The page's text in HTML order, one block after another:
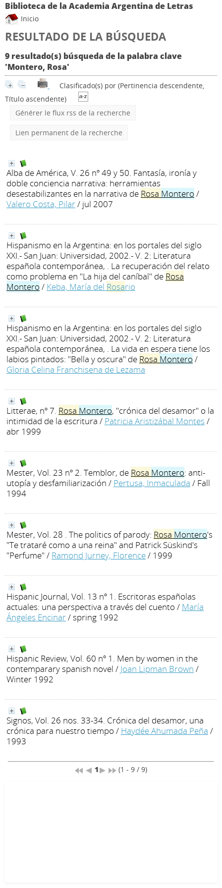
Biblioteca de la Academia Argentina de Letras
Inicio
RESULTADO DE LA BÚSQUEDA
9 resultado(s) búsqueda de la palabra clave
'Montero, Rosa'
Clasificado(s) por (Pertinencia descendente,
Título ascendente)
Générer le flux rss de la recherche
Lien permanent de la recherche
Alba de América, V. 26 nº 49 y 50. Fantasía, ironía y
doble conciencia narrativa: herramientas
desestabilizantes en la narrativa de Rosa Montero /
Valero Costa, Pilar/ jul 2007
Hispanismo en la Argentina: en los portales del siglo
XXI.- San Juan: Universidad, 2002.- V. 2: Literatura
española contemporánea, . La recuperación del relato
como problema en "La hija del caníbal" de Rosa
Montero / Keba, María del Rosario
Hispanismo en la Argentina: en los portales del siglo
XXI.- San Juan: Universidad, 2002.- V. 2: Literatura
española contemporánea, . La vida en espera tiene los
labios pintados: "Bella y oscura" de Rosa Montero /
Gloria Celina Franchisena de Lezama
Litterae, nº 7. Rosa Montero, "crónica del desamor" o la
intimidad de la escritura / Patricia Aristizábal Montes /
abr 1999
Mester, Vol. 23 nº 2. Temblor, de Rosa Montero: anti-
utopía y desfamiliarización / Pertusa, Inmaculada / Fall
1994
Mester, Vol. 28 . The politics of parody: Rosa Montero's
"Te trataré como a una reina" and Patrick Süskind's
"Perfume" / Ramond Jurney, Florence/ 1999
Hispanic Journal, Vol. 13 nº 1. Escritoras españolas
actuales: una perspectiva a través del cuento / María
Ángeles Encinar/ spring 1992
Hispanic Review, Vol. 60 nº 1. Men by women in the
contemparary spanish novel / Joan Lipman Brown /
Winter 1992
Signos, Vol. 26 nos. 33-34. Crónica del desamor, una
crónica para nuestro tiempo / Haydée Ahumada Peña /
1993
1 (1 - 9 / 9)